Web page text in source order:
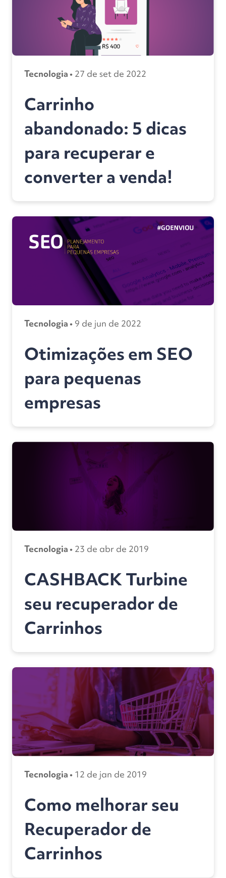
Tecnologia • 27 de set de 2022
Carrinho
abandonado: 5 dicas
para recuperar e
converter a venda!
Tecnologia • 9 de jun de 2022
Otimizações em SEO
para pequenas
empresas
Tecnologia • 23 de abr de 2019
CASHBACK Turbine
seu recuperador de
Carrinhos
Tecnologia • 12 de jan de 2019
Como melhorar seu
Recuperador de
Carrinhos